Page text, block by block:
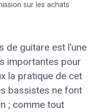
sur les achats
de guitare est l’une
importantes pour
la pratique de cet
bassistes ne font
; comme tout